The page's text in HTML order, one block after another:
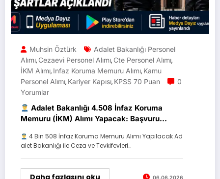
Muhsin Öztürk
Adalet Bakanlığı Personel
Alımı, Cezaevi Personel Alımı, Cte Personel Alımı,
İKM Alımı, Infaz Koruma Memuru Alımı, Kamu
Personel Alımı, Kariyer Kapısı, KPSS 70 Puan
0
Yorumlar
Adalet Bakanlığı 4.508 İnfaz Koruma
Memuru (İKM) Alımı Yapacak: Başvuru
4 Bin 508 İnfaz Koruma Memuru Alımı Yapılacak Ad
alet Bakanlığı ile Ceza ve Tevkifevleri…
06.06.2026